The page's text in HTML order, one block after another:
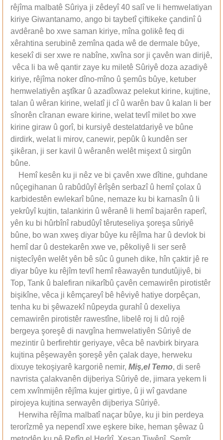
rêjîma malbatê Sûriya ji zêdeyî 40 salî ve li hemwelatiyan
kiriye Giwantanamo, ango bi taybetî çiftikeke çandinî û
avdêranê bo xwe saman kiriye, mîna golikê feq di
xêrahtina serubinê zemîna qada wê de dermale bûye,
kesekî di ser xwe re nabîne, xwîna sor ji çavên wan dirijê,
vêca li ba wê qantir zaye ku miletê Sûriyê doza azadiyê
kiriye, rêjîma noker dîno-mîno û şemûs bûye, ketuber
hemwelatiyên aştîkar û azadîxwaz pelekut kirine, kujtine,
talan û wêran kirine, welatî ji cî û warên bav û kalan li ber
sînorên cîranan eware kirine, welat tevlî milet bo xwe
kirine giraw û gorî, bi kursiyê destelatdariyê ve bûne
dirdirk, welat li mirov, canewir, pepûk û kundên ser
şikêran, ji ser kavil û wêranên welêt mişext û sirgûn
bûne.
Hemî kesên ku ji nêz ve bi çavên xwe dîtine, guhdane
nûçegihanan û rabûdûyî êrîşên serbazî û hemî çolax û
karbidestên ewlekarî bûne, nemaze ku bi karnasîn û li
yekrûyî kujtin, talankirin û wêranê li hemî bajarên raperî,
yên ku bi hûrbînî rabudûyî têruteseliya şoreşa sûriyê
bûne, bo wan xweş diyar bûye ku rêjîma har û devlok bi
hemî dar û destekarên xwe ve, pêkoliyê li ser serê
niştecîyên welêt yên bê sûc û guneh dike, hîn çaktir jê re
diyar bûye ku rêjîm tevlî hemî rêawayên tundutûjiyê, bi
Top, Tank û balefiran nikarîbû çavên cemawirên pirotistêr
bişikîne, vêca ji kêmçareyî bê hêviyê hatiye dorpêçan,
tenha ku bi şêwazekî nûpeyda gurahî û dexeliya
cemawirên pirotistêr rawestîne, libelê roj li dû rojê
bergeya şoreşê di navgîna hemwelatiyên Sûriyê de
mezintir û berfirehtir geriyaye, vêca bê navbirk biryara
kujtina pêşewayên şoreşê yên çalak daye, herweku
dixuye tekoşiyarê kargoriê nemir, Miş,el Temo, di serê
navrista çalakvanên dijberiya Sûriyê de, jimara yekem li
cem xwînmijên rêjîma kujer girtiye, û ji wî gavdane
pirojeya kujtina serwayên dijberiya Sûriyê.
Herwiha rêjîma malbatî naçar bûye, ku ji bin perdeya
terorîzmê ya nependî xwe eşkere bike, heman şêwaz û